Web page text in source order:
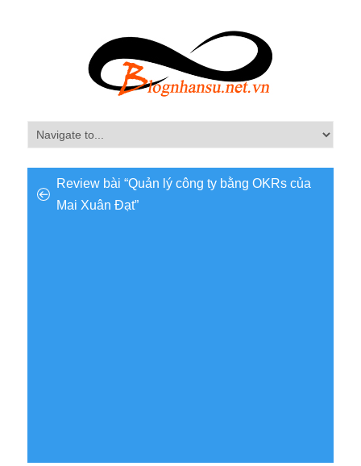
Review bài “Quản lý công ty bằng OKRs của
Mai Xuân Đạt”